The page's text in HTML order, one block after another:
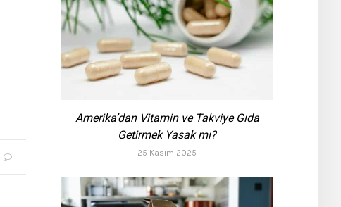
Amerika’dan Vitamin ve Takviye Gıda
Getirmek Yasak mı?
25 Kasım 2025